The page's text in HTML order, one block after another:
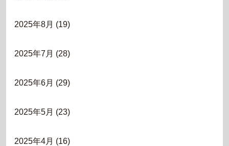
2025年8月 (19)
2025年7月 (28)
2025年6月 (29)
2025年5月 (23)
2025年4月 (16)